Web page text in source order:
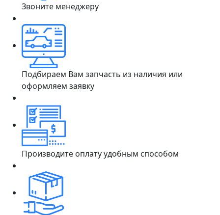
Звоните менеджеру
Подбираем Вам запчасть из наличия или
оформляем заявку
Производите оплату удобным способом